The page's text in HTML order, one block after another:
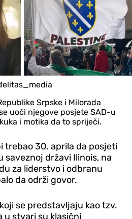
Srpske i Milorada
uoči njegove posjete SAD-u
i motika da to spriječi.
trebao 30. aprila da posjeti
državi Ilinois, na
za liderstvo i odbranu
da održi govor.
se predstavljaju kao tzv.
u stvari su klasični